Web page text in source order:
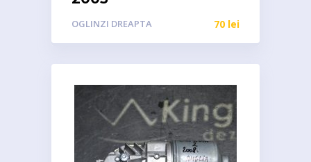
OGLINZI DREAPTA 70 lei